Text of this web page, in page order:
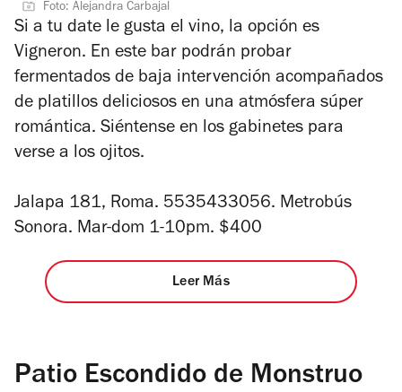
2
de
4
Foto: Alejandra Carbajal
Si a tu date le gusta el vino, la opción es
Vigneron. En este bar podrán probar
fermentados de baja intervención acompañados
de platillos deliciosos en una atmósfera súper
romántica. Siéntense en los gabinetes para
verse a los ojitos.
Jalapa 181, Roma. 5535433056. Metrobús
Sonora. Mar-dom 1-10pm. $400
Leer Más
Patio Escondido de Monstruo